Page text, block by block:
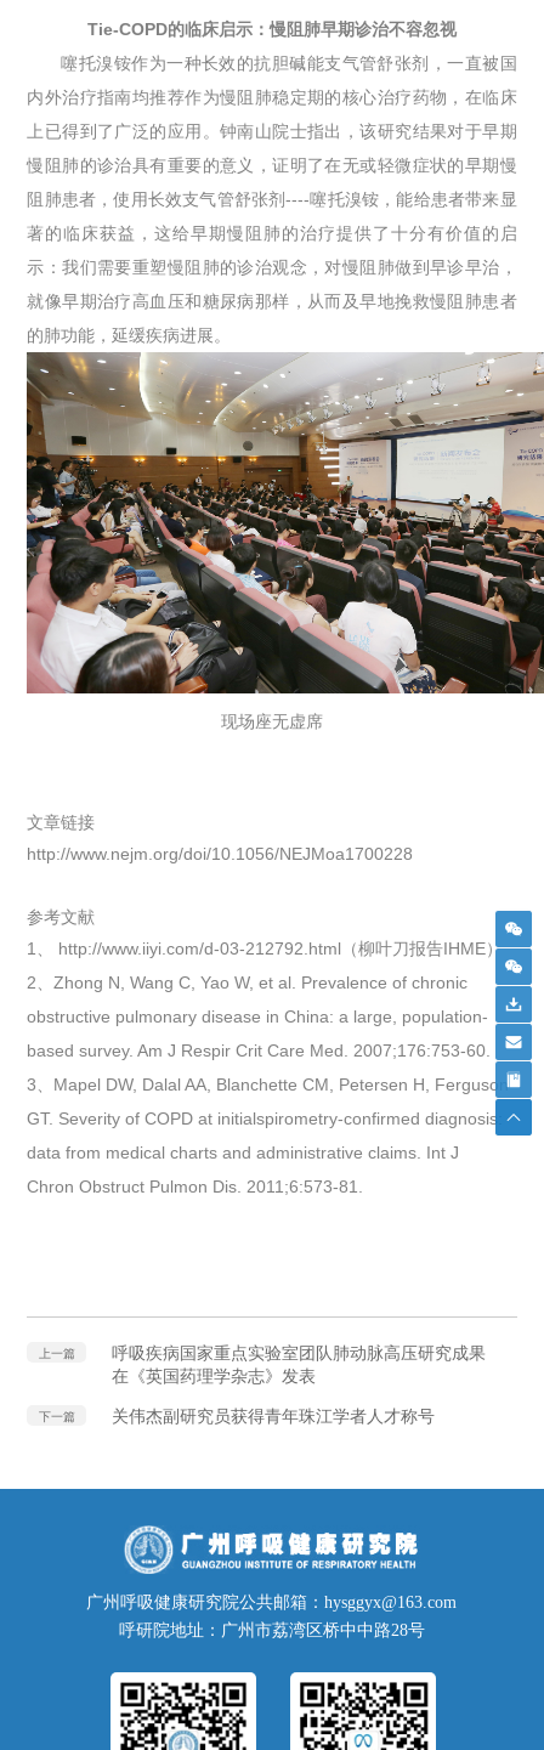
Tie-COPD的临床启示：慢阻肺早期诊治不容忽视
噻托溴铵作为一种长效的抗胆碱能支气管舒张剂，一直被国
内外治疗指南均推荐作为慢阻肺稳定期的核心治疗药物，在临床
上已得到了广泛的应用。钟南山院士指出，该研究结果对于早期
慢阻肺的诊治具有重要的意义，证明了在无或轻微症状的早期慢
阻肺患者，使用长效支气管舒张剂----噻托溴铵，能给患者带来显
著的临床获益，这给早期慢阻肺的治疗提供了十分有价值的启
示：我们需要重塑慢阻肺的诊治观念，对慢阻肺做到早诊早治，
就像早期治疗高血压和糖尿病那样，从而及早地挽救慢阻肺患者
的肺功能，延缓疾病进展。
现场座无虚席
文章链接
http://www.nejm.org/doi/10.1056/NEJMoa1700228
参考文献
1、 http://www.iiyi.com/d-03-212792.html（柳叶刀报告IHME）
2、Zhong N, Wang C, Yao W, et al. Prevalence of chronic
obstructive pulmonary disease in China: a large, population-
based survey. Am J Respir Crit Care Med. 2007;176:753-60.
3、Mapel DW, Dalal AA, Blanchette CM, Petersen H, Ferguson
GT. Severity of COPD at initialspirometry-confirmed diagnosis:
data from medical charts and administrative claims. Int J
Chron Obstruct Pulmon Dis. 2011;6:573-81.
上一篇
呼吸疾病国家重点实验室团队肺动脉高压研究成果
在《英国药理学杂志》发表
下一篇 关伟杰副研究员获得青年珠江学者人才称号
广州呼吸健康研究院公共邮箱：hysggyx@163.com
呼研院地址：广州市荔湾区桥中中路28号